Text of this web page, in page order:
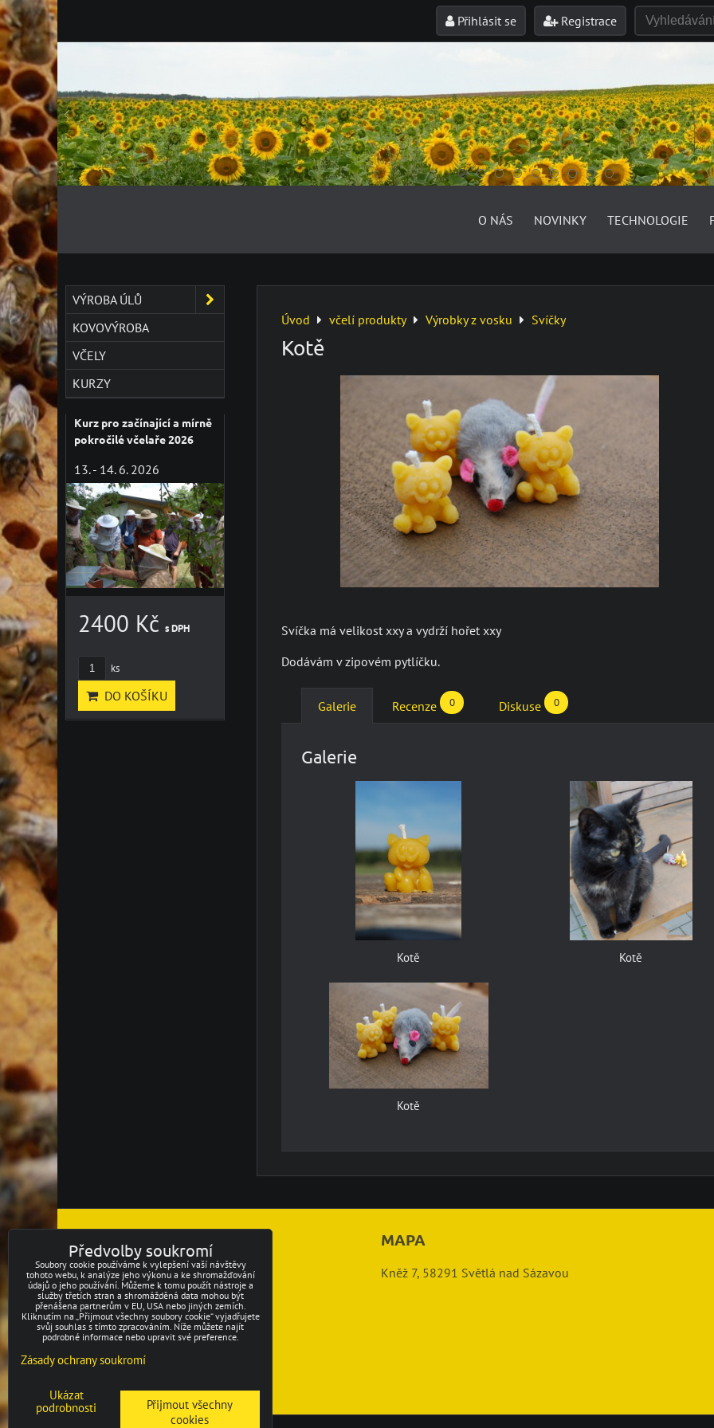
Přihlásit se Registrace
O NÁS NOVINKY TECHNOLOGIE
Úvod včelí produkty Výrobky z vosku Svíčky
Kotě
Svíčka má velikost xxy a vydrží hořet xxy
Dodávám v zipovém pytlíčku.
Galerie Recenze 0 Diskuse 0
Galerie
Kotě Kotě
Kotě
VÝROBA ÚLŮ
KOVOVÝROBA
VČELY
KURZY
Kurz pro začínající a mírně
pokročilé včelaře 2026
13. - 14. 6. 2026
2400 Kč s DPH
ks
DO KOŠÍKU
KONTAKT
Ing. Tomáš Jaša
Výroba úlů, kovovýroba, včely
Telefon: +420 737451 563
mail: info@vcelarstvi-jasovi.cz
MAPA
Kněž 7, 58291 Světlá nad Sázavou
Předvolby soukromí
Soubory cookie používáme k vylepšení vaší návštěvy
tohoto webu, k analýze jeho výkonu a ke shromažďování
údajů o jeho používání. Můžeme k tomu použít nástroje a
služby třetích stran a shromážděná data mohou být
přenášena partnerům v EU, USA nebo jiných zemích.
Kliknutím na „Přijmout všechny soubory cookie“ vyjadřujete
svůj souhlas s tímto zpracováním. Níže můžete najít
podrobné informace nebo upravit své preference.
Zásady ochrany soukromí
Ukázat
podrobnosti
Přijmout všechny
cookies